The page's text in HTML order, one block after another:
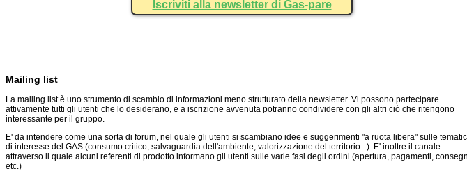
Iscriviti alla newsletter di Gas-pare
Mailing list
La mailing list è uno strumento di scambio di informazioni meno strutturato della newsletter. Vi possono partecipare
attivamente tutti gli utenti che lo desiderano, e a iscrizione avvenuta potranno condividere con gli altri ciò che ritengono
interessante per il gruppo.
E' da intendere come una sorta di forum, nel quale gli utenti si scambiano idee e suggerimenti "a ruota libera" sulle
di interesse del GAS (consumo critico, salvaguardia dell'ambiente, valorizzazione del territorio...). E' inoltre il canale
attraverso il quale alcuni referenti di prodotto informano gli utenti sulle varie fasi degli ordini (apertura, pagamenti,
etc.)